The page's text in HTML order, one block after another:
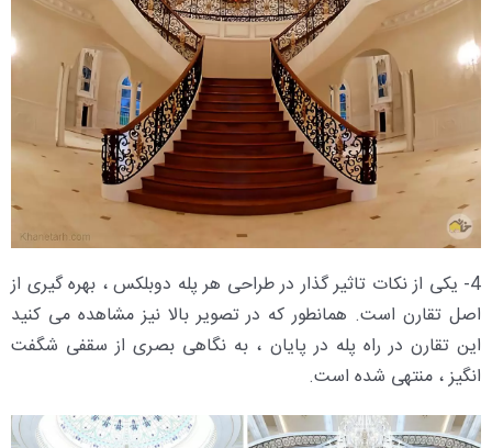
4- یکی از نکات تاثیر گذار در طراحی هر پله دوبلکس ، بهره گیری از
اصل تقارن است. همانطور که در تصویر بالا نیز مشاهده می کنید
این تقارن در راه پله در پایان ، به نگاهی بصری از سقفی شگفت
انگیز ، منتهی شده است.